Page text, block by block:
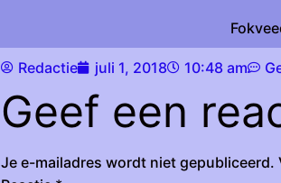
Redactie juli 1, 2018 10:48 am
Geef een
Je e-mailadres wordt niet gepubliceerd.